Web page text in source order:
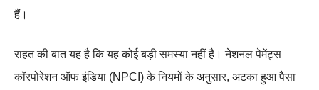
हैं।
राहत की बात यह है कि यह कोई बड़ी समस्या नहीं है। नेशनल पेमेंट्स
कॉरपोरेशन ऑफ इंडिया (NPCI) के नियमों के अनुसार, अटका हुआ पैसा